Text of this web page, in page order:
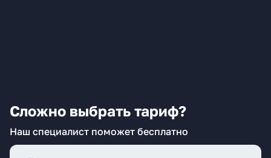
Сложно выбрать тариф?
Наш специалист поможет бесплатно